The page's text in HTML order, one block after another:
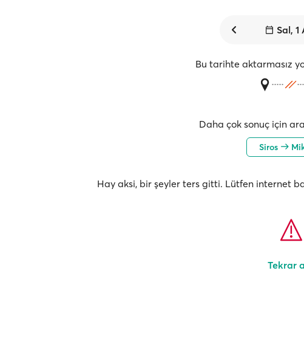
Sal, 1
Bu tarihte aktarmasız
Daha çok sonuç için
Siros
Hay aksi, bir şeyler ters gitti. Lütfen internet
Tekrar